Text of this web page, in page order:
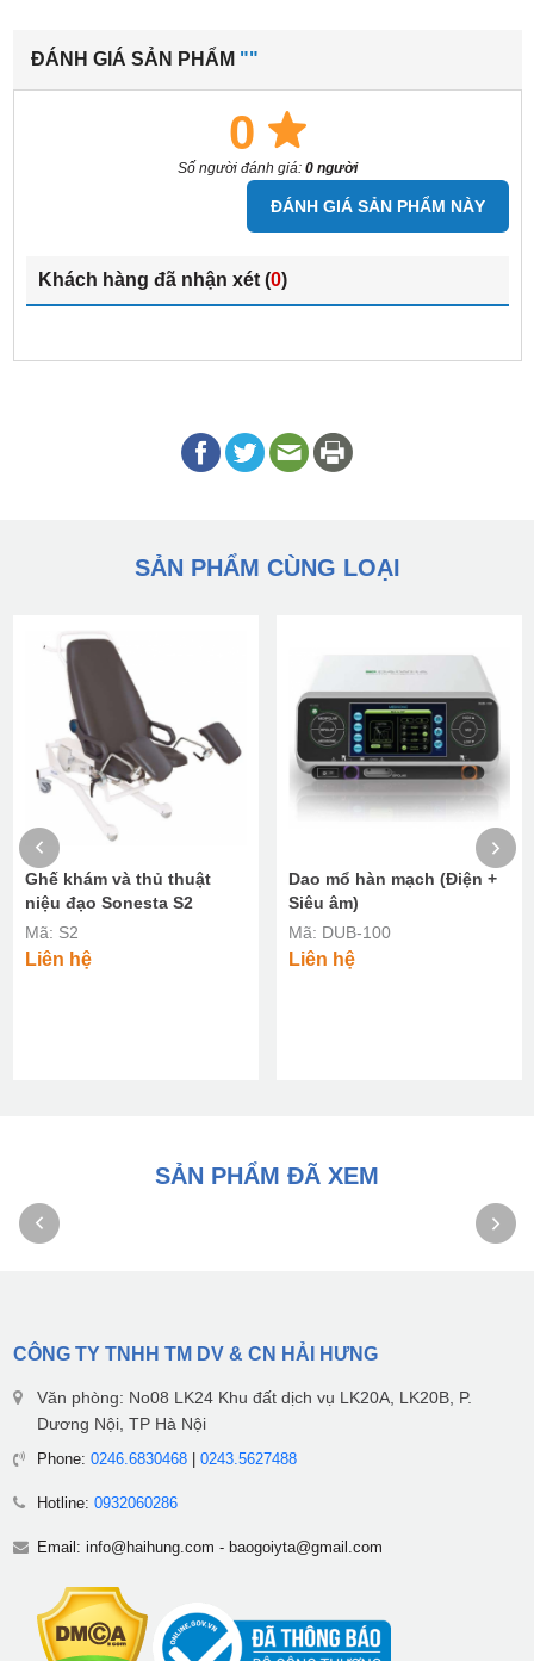
ĐÁNH GIÁ SẢN PHẨM ""
0
Số người đánh giá: 0 người
ĐÁNH GIÁ SẢN PHẨM NÀY
Khách hàng đã nhận xét (0)
SẢN PHẨM CÙNG LOẠI
Ghế khám và thủ thuật
niệu đạo Sonesta S2
Mã: S2
Liên hệ
Dao mổ hàn mạch (Điện +
Siêu âm)
Mã: DUB-100
Liên hệ
SẢN PHẨM ĐÃ XEM
CÔNG TY TNHH TM DV & CN HẢI HƯNG
Văn phòng: No08 LK24 Khu đất dịch vụ LK20A, LK20B, P.
Dương Nội, TP Hà Nội
Phone: 0246.6830468| 0243.5627488
Hotline: 0932060286
Email: info@haihung.com - baogoiyta@gmail.com